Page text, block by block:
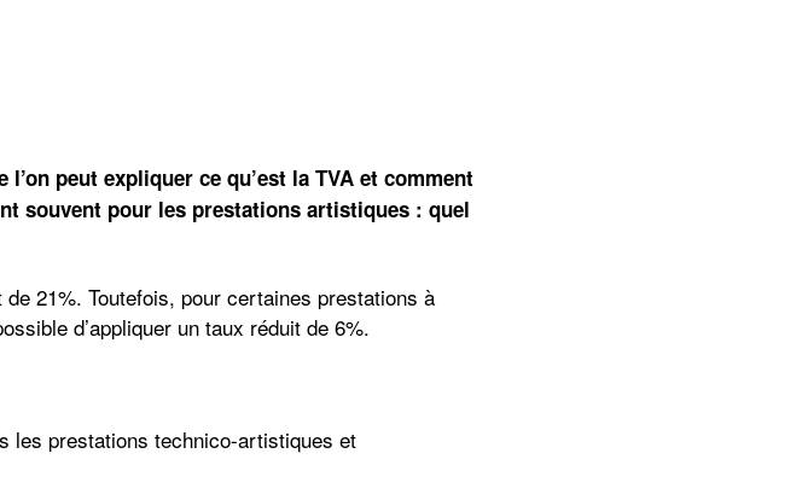
peut expliquer ce qu’est la TVA et comment
souvent pour les prestations artistiques : quel
21%. Toutefois, pour certaines prestations à
d’appliquer un taux réduit de 6%.
prestations technico-artistiques et